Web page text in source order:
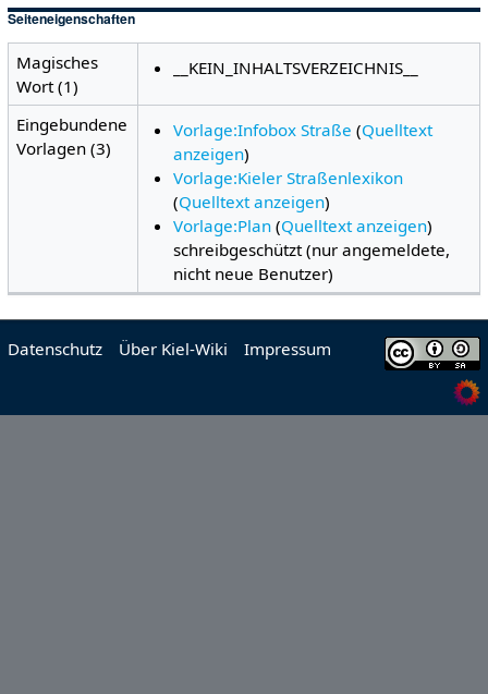
Seiteneigenschaften
Magisches
Wort (1)
__KEIN_INHALTSVERZEICHNIS__
Eingebundene
Vorlagen (3)
Vorlage:Infobox Straße (Quelltext
anzeigen)
Vorlage:Kieler Straßenlexikon
(Quelltext anzeigen)
Vorlage:Plan(Quelltext anzeigen)
schreibgeschützt (nur angemeldete,
nicht neue Benutzer)
Datenschutz Über Kiel-Wiki Impressum